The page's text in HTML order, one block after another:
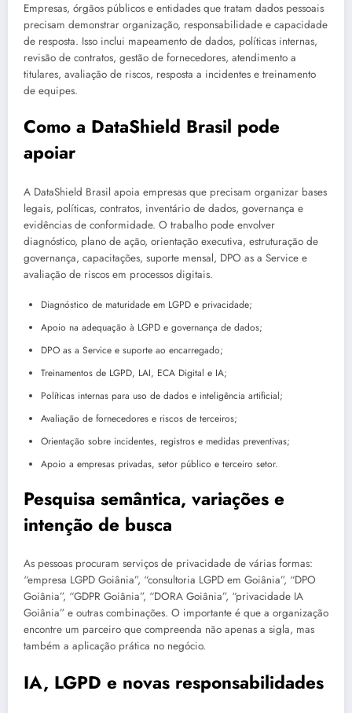
Empresas, órgãos públicos e entidades que tratam dados pessoais
precisam demonstrar organização, responsabilidade e capacidade
de resposta. Isso inclui mapeamento de dados, políticas internas,
revisão de contratos, gestão de fornecedores, atendimento a
titulares, avaliação de riscos, resposta a incidentes e treinamento
de equipes.
Como a DataShield Brasil pode
apoiar
A DataShield Brasil apoia empresas que precisam organizar bases
legais, políticas, contratos, inventário de dados, governança e
evidências de conformidade. O trabalho pode envolver
diagnóstico, plano de ação, orientação executiva, estruturação de
governança, capacitações, suporte mensal, DPO as a Service e
avaliação de riscos em processos digitais.
Diagnóstico de maturidade em LGPD e privacidade;
Apoio na adequação à LGPD e governança de dados;
DPO as a Service e suporte ao encarregado;
Treinamentos de LGPD, LAI, ECA Digital e IA;
Políticas internas para uso de dados e inteligência artificial;
Avaliação de fornecedores e riscos de terceiros;
Orientação sobre incidentes, registros e medidas preventivas;
Apoio a empresas privadas, setor público e terceiro setor.
Pesquisa semântica, variações e
intenção de busca
As pessoas procuram serviços de privacidade de várias formas:
“empresa LGPD Goiânia”, “consultoria LGPD em Goiânia”, “DPO
Goiânia”, “GDPR Goiânia”, “DORA Goiânia”, “privacidade IA
Goiânia” e outras combinações. O importante é que a organização
encontre um parceiro que compreenda não apenas a sigla, mas
também a aplicação prática no negócio.
IA, LGPD e novas responsabilidades